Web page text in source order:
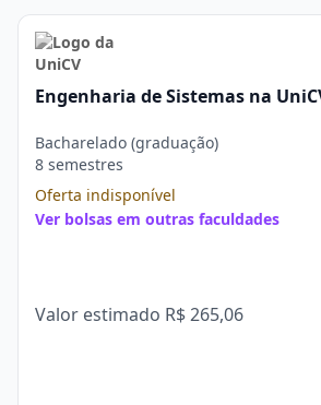
Engenharia de Sistemas na
Bacharelado (graduação)
8 semestres
Oferta indisponível
Ver bolsas em outras faculdades
Valor estimado R$ 265,06